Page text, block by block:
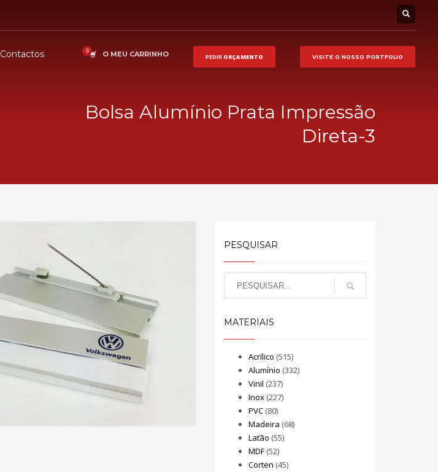
Contactos O MEU CARRINHO PEDIR ORÇAMENTO VISITE O NOSSO PORTFOLIO
Bolsa Alumínio Prata Impressão
Direta-3
PESQUISAR
MATERIAIS
Acrílico (515)
Alumínio (332)
Vinil (237)
Inox(227)
PVC(80)
Madeira (68)
Latão (55)
MDF(52)
Corten (45)